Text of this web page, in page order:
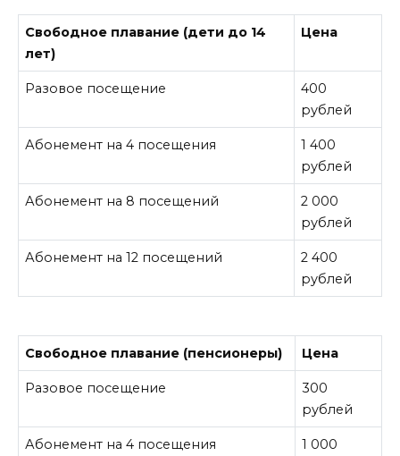
Свободное плавание (дети до 14
лет)
Цена
Разовое посещение
400
рублей
Абонемент на 4 посещения
1 400
рублей
Абонемент на 8 посещений
2 000
рублей
Абонемент на 12 посещений
2 400
рублей
Свободное плавание (пенсионеры) Цена
Разовое посещение
300
рублей
Абонемент на 4 посещения
1 000